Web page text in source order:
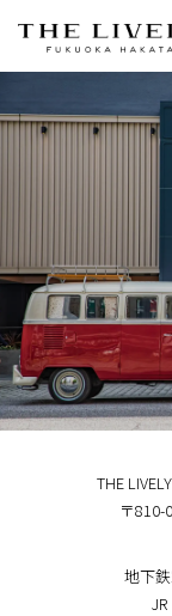
THE
〒810-
地下